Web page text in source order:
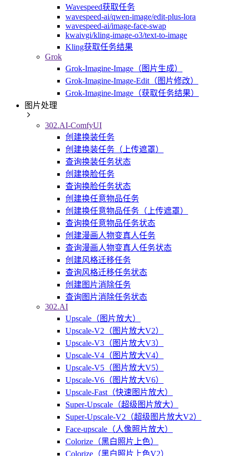
Wavespeed获取任务
wavespeed-ai/qwen-image/edit-plus-lora
wavespeed-ai/image-face-swap
kwaivgi/kling-image-o3/text-to-image
Kling获取任务结果
Grok
Grok-Imagine-Image（图片生成）
Grok-Imagine-Image-Edit（图片修改）
Grok-Imagine-Image（获取任务结果）
图片处理
302.AI-ComfyUI
创建换装任务
创建换装任务（上传遮罩）
查询换装任务状态
创建换脸任务
查询换脸任务状态
创建换任意物品任务
创建换任意物品任务（上传遮罩）
查询换任意物品任务状态
创建漫画人物变真人任务
查询漫画人物变真人任务状态
创建风格迁移任务
查询风格迁移任务状态
创建图片消除任务
查询图片消除任务状态
302.AI
Upscale（图片放大）
Upscale-V2（图片放大V2）
Upscale-V3（图片放大V3）
Upscale-V4（图片放大V4）
Upscale-V5（图片放大V5）
Upscale-V6（图片放大V6）
Upscale-Fast（快速图片放大）
Super-Upscale（超级图片放大）
Super-Upscale-V2（超级图片放大V2）
Face-upscale（人像照片放大）
Colorize（黑白照片上色）
Colorize（黑白照片上色V2）